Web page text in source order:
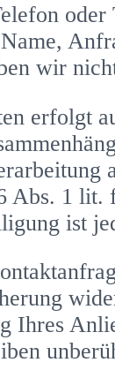
wir
erfolgt
Abs. 1
ist
Ihres